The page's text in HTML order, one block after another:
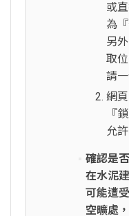
或
為
另
取
請
網
『
允許
確認是
在水泥
可能遭
空曠處